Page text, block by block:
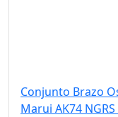
Conjunto Brazo
Marui AK74